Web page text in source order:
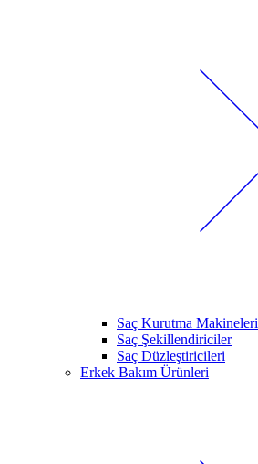
Saç Kurutma Makineleri
Saç Şekillendiriciler
Saç Düzleştiricileri
Erkek Bakım Ürünleri